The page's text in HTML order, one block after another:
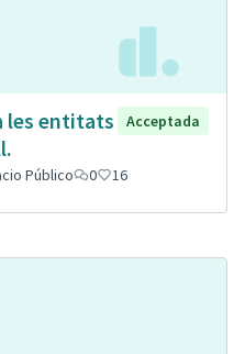
les entitats
Acceptada
Público 0 16